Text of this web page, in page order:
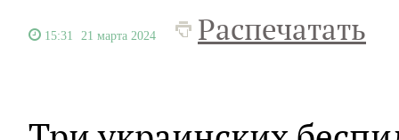
15:31 21 марта 2024 Распечатать